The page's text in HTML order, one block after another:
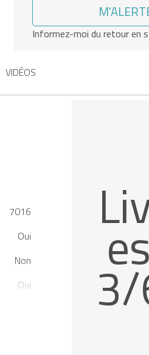
Informez-moi du retour en
VIDÉOS
7016
Oui
Non
Oui